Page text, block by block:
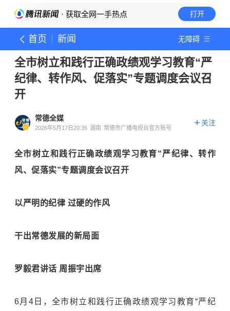
· 获取全网一手热点 打开
首页 新闻 无障碍
全市树立和践行正确政绩观学习教育“严
纪律、转作风、促落实”专题调度会议召
开
常德全媒
2026年5月17日20:35 湖南 常德市广播电视台官方账号
关注
全市树立和践行正确政绩观学习教育“严纪律、转作
风、促落实”专题调度会议召开
以严明的纪律 过硬的作风
干出常德发展的新局面
罗毅君讲话 周振宇出席
6月4日，全市树立和践行正确政绩观学习教育“严纪